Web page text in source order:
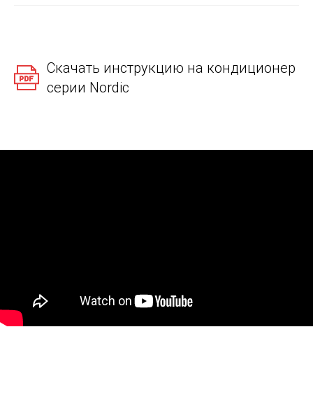
Скачать инструкцию на кондиционер
серии Nordic